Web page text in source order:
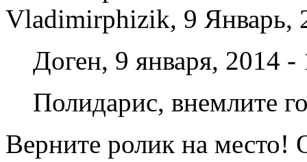
Vladimirphizik, 9 Январь,
Доген, 9 января, 2014 -
Полидарис, внемлите
Верните ролик на место!